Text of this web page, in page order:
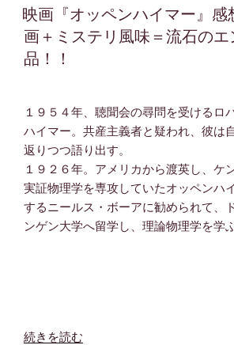
神
の
レ
ク
ム！！？”
メ
ン：
ザ・
フ
ー
ト』
感
想
過
去
ペ
稿
日:
映画『オッペンハイマー
画＋ミステリ風味＝流石のエ
品！！
１９５４年、聴聞会の尋問を受けるロ
ハイマー。共産主義者と疑われ、彼は
返りつつ語り出す。
１９２６年。アメリカから渡英し、ケ
実証物理学を専攻していたオッペンハ
するニールス・ボーアに勧められて、
ンゲン大学へ留学し、理論物理学を学
“映
続きを読む